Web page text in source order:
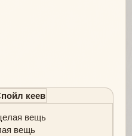
кеев
вещь
вещь